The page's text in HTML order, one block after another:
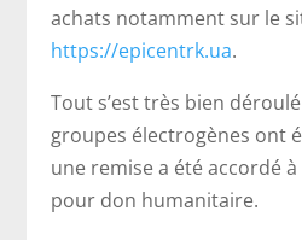
achats notamment sur le
https://epicentrk.ua.
Tout s’est très bien
groupes électrogènes ont
une remise a été accordé
pour don humanitaire.